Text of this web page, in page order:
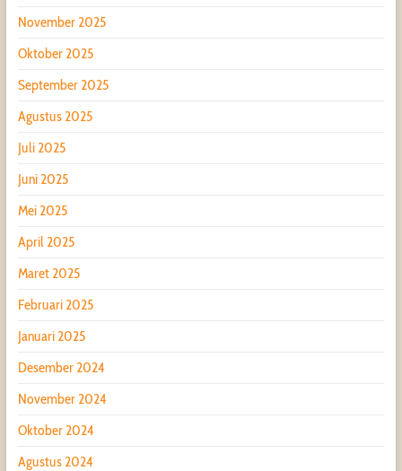
November 2025
Oktober 2025
September 2025
Agustus 2025
Juli 2025
Juni 2025
Mei 2025
April 2025
Maret 2025
Februari 2025
Januari 2025
Desember 2024
November 2024
Oktober 2024
Agustus 2024